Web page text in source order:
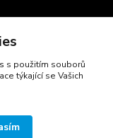
s použitím souborů
týkající se Vašich